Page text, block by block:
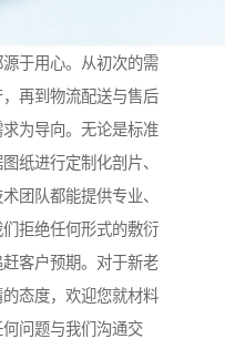
于用心。从初次的需
再到物流配送与售后
为导向。无论是标准
纸进行定制化剖片、
团队都能提供专业、
拒绝任何形式的敷衍
客户预期。对于新老
态度，欢迎您就材料
问题与我们沟通交